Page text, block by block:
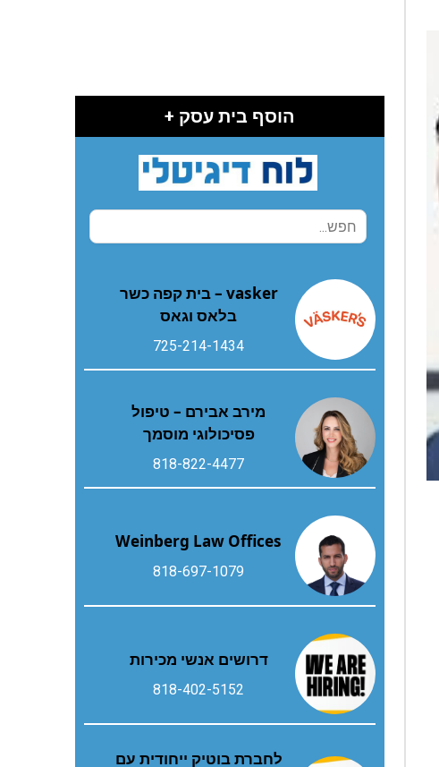
הוסף בית עסק +
vasker – בית קפה כשר
בלאס וגאס
725-214-1434
מירב אבירם – טיפול
פסיכולוגי מוסמך
818-822-4477
Weinberg Law Offices
818-697-1079
דרושים אנשי מכירות
818-402-5152